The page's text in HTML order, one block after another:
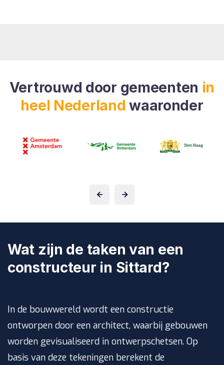
Vertrouwd door gemeenten in
heel Nederlandwaaronder
Wat zijn de taken van een
constructeur in Sittard?
In de bouwwereld wordt een constructie
ontworpen door een architect, waarbij gebouwen
worden gevisualiseerd in ontwerpschetsen. Op
basis van deze tekeningen berekent de